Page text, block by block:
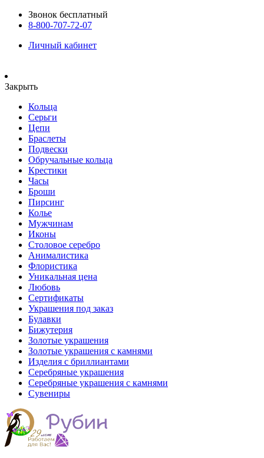
Звонок бесплатный
8-800-707-72-07
Личный кабинет
Закрыть
Кольца
Серьги
Цепи
Браслеты
Подвески
Обручальные кольца
Крестики
Часы
Броши
Пирсинг
Колье
Мужчинам
Иконы
Столовое серебро
Анималистика
Флористика
Уникальная цена
Любовь
Сертификаты
Украшения под заказ
Булавки
Бижутерия
Золотые украшения
Золотые украшения с камнями
Изделия с бриллиантами
Серебряные украшения
Серебряные украшения с камнями
Сувениры